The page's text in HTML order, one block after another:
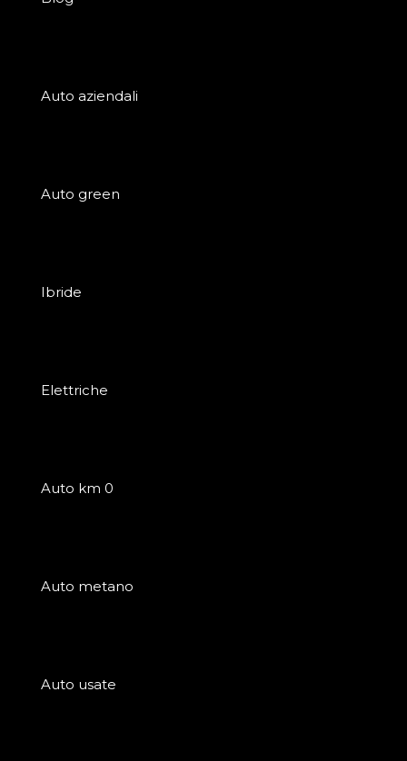
Auto aziendali
Auto green
Ibride
Elettriche
Auto km 0
Auto metano
Auto usate